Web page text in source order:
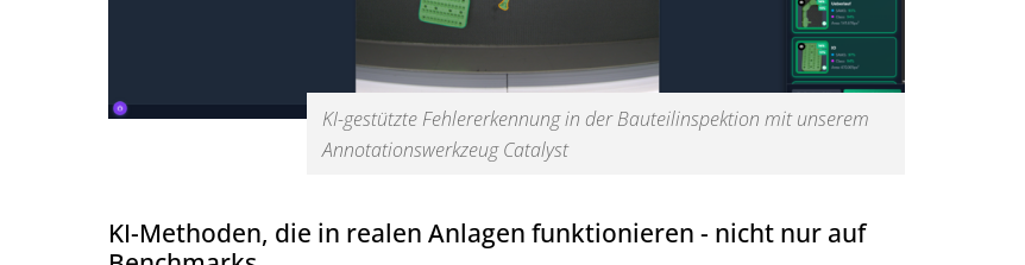
KI-gestützte Fehlererkennung in der Bauteilinspektion mit unserem
Annotationswerkzeug Catalyst
KI-Methoden, die in realen Anlagen funktionieren - nicht nur auf